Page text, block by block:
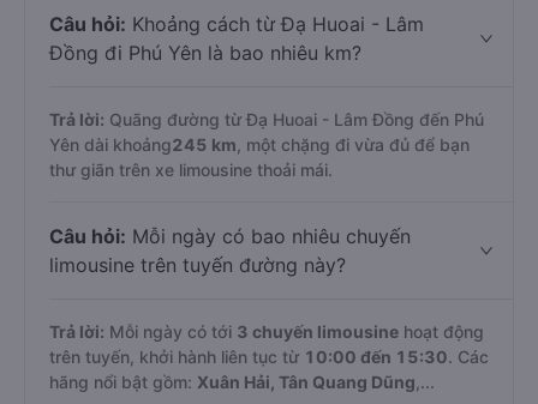
Câu hỏi: Khoảng cách từ Đạ Huoai - Lâm
Đồng đi Phú Yên là bao nhiêu km?
Trả lời: Quãng đường từ Đạ Huoai - Lâm Đồng đến Phú
Yên dài khoảng245 km , một chặng đi vừa đủ để bạn
thư giãn trên xe limousine thoải mái.
Câu hỏi: Mỗi ngày có bao nhiêu chuyến
limousine trên tuyến đường này?
Trả lời: Mỗi ngày có tới 3 chuyến limousine hoạt động
trên tuyến, khởi hành liên tục từ 10:00 đến 15:30. Các
hãng nổi bật gồm: Xuân Hải, Tân Quang Dũng ,...